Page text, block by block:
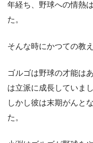
年経ち、野球への情熱
た。
そんな時にかつての教
ゴルゴは野球の才能は
は立派に成長していまし
しかし彼は末期がんと
た。